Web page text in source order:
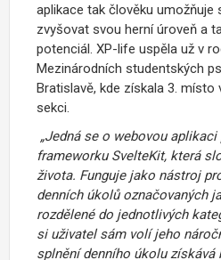
aplikace tak člověku umožňuje
zvyšovat svou herní úroveň a
potenciál. XP-life uspěla už v
Mezinárodních studentských
Bratislavě, kde získala 3. místo
sekci.
„Jedná se o webovou aplikaci
frameworku SvelteKit, která
života. Funguje jako nástroj
denních úkolů označovaných
rozdělené do jednotlivých
si uživatel sám volí jeho
splnění denního úkolu získává